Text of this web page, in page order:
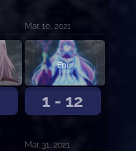
Mar. 10, 2021
1 - 12
Episodio 12
Mar. 31, 2021